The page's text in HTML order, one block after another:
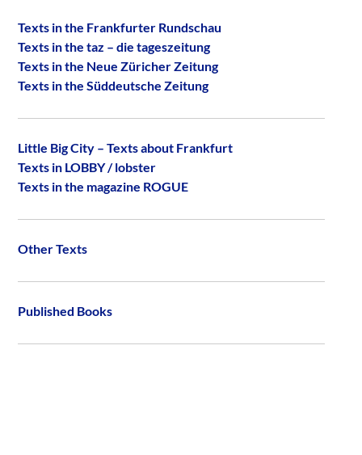
Texts in the Frankfurter Rundschau
Texts in the taz – die tageszeitung
Texts in the Neue Züricher Zeitung
Texts in the Süddeutsche Zeitung
Little Big City – Texts about Frankfurt
Texts in LOBBY / lobster
Texts in the magazine ROGUE
Other Texts
Published Books